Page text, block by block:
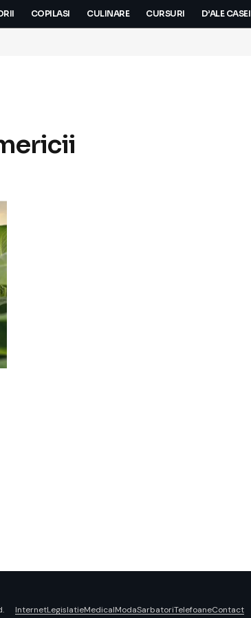
COPILASI CULINARE CURSURI D’ALE CASEI
InternetLegislatieMedicalModaSarbatoriTelefoaneContact